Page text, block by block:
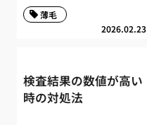
2026.02.23
薄毛
検査結果の数値が高い
時の対処法